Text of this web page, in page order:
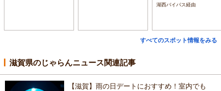
湖西バイパス経由
すべてのスポット情報をみる
滋賀県のじゃらんニュース関連記事
【滋賀】雨の日デートにおすすめ！室内でも